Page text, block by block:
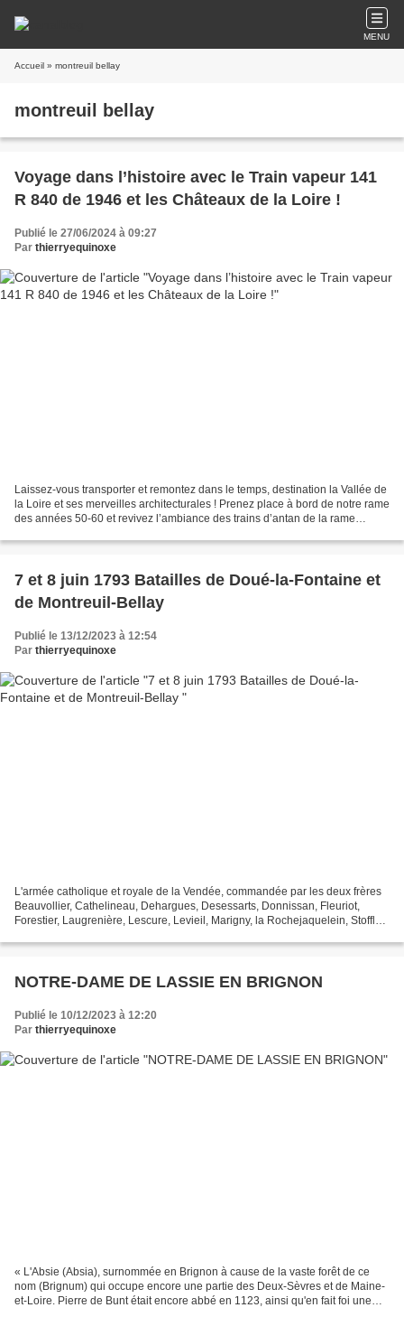
MENU
Accueil » montreuil bellay
montreuil bellay
Voyage dans l’histoire avec le Train vapeur 141
R 840 de 1946 et les Châteaux de la Loire !
Publié le 27/06/2024 à 09:27
Par thierryequinoxe
Laissez-vous transporter et remontez dans le temps, destination la Vallée de
la Loire et ses merveilles architecturales ! Prenez place à bord de notre rame
des années 50-60 et revivez l’ambiance des trains d’antan de la rame
7 et 8 juin 1793 Batailles de Doué-la-Fontaine et
de Montreuil-Bellay
Publié le 13/12/2023 à 12:54
Par thierryequinoxe
L'armée catholique et royale de la Vendée, commandée par les deux frères
Beauvollier, Cathelineau, Dehargues, Desessarts, Donnissan, Fleuriot,
Forestier, Laugrenière, Lescure, Levieil, Marigny, la Rochejaquelein, Stofflet,
NOTRE-DAME DE LASSIE EN BRIGNON
Publié le 10/12/2023 à 12:20
Par thierryequinoxe
« L'Absie (Absia), surnommée en Brignon à cause de la vaste forêt de ce
nom (Brignum) qui occupe encore une partie des Deux-Sèvres et de Maine-
et-Loire. Pierre de Bunt était encore abbé en 1123, ainsi qu'en fait foi une